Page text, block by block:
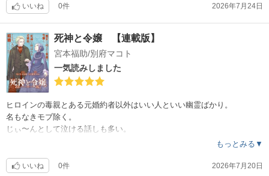
第一皇子にも素敵な女性が現れますように。
いいね 0件 2026年7月24日
死神と令嬢 【連載版】
宮本福助/別府マコト
一気読みしました
ヒロインの毒親とある元婚約者以外はいい人といい幽霊ばかり。
名もなきモブ除く。
じぃ〜んとして泣ける話しも多い。
もっとみる▼
いいね 0件 2026年7月20日